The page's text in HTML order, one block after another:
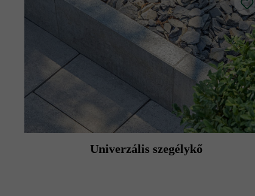
Univerzális szegélykő